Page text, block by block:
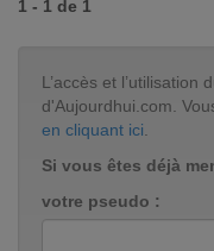
1 - 1 de 1
L’accès et
d'Aujourdhui.com.
en cliquant ici.
Si vous êtes déjà
votre pseudo :